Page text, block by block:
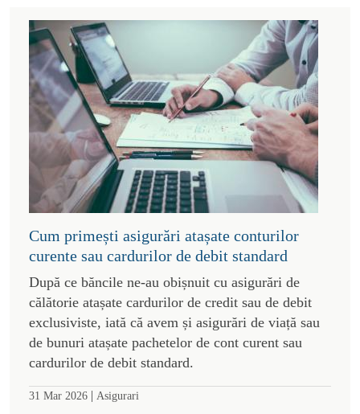
Cum primești asigurări atașate conturilor
curente sau cardurilor de debit standard
După ce băncile ne-au obișnuit cu asigurări de
călătorie atașate cardurilor de credit sau de debit
exclusiviste, iată că avem și asigurări de viață sau
de bunuri atașate pachetelor de cont curent sau
cardurilor de debit standard.
31 Mar 2026 | Asigurari